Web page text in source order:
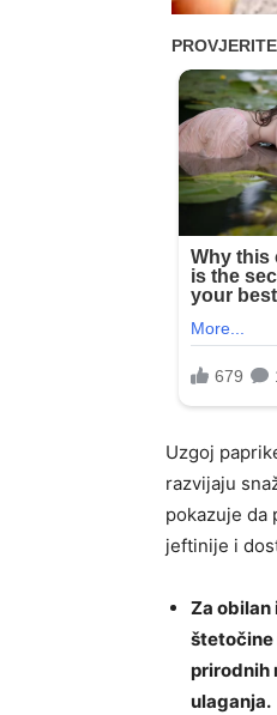
Uzgoj
razvijaju
pokazuje da
jeftinije i
Za obilan
štetočine
prirodnih
ulaganja.